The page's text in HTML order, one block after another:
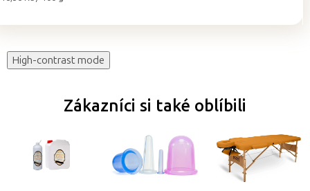
High-contrast mode
Zákazníci si také oblíbili